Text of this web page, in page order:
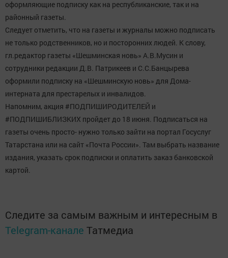
оформляющие подписку как на республиканские, так и на
районный газеты.
Следует отметить, что на газеты и журналы можно подписать
не только родственников, но и посторонних людей. К слову,
гл.редактор газеты «Шешминская новь» А.В.Мусин и
сотрудники редакции Д.В. Патрикеев и С.С.Банцырева
оформили подписку на «Шешминскую новь» для Дома-
интерната для престарелых и инвалидов.
Напомним, акция #ПОДПИШИРОДИТЕЛЕЙ и
#ПОДПИШИБЛИЗКИХ пройдет до 18 июня. Подписаться на
газеты очень просто- нужно только зайти на портал Госуслуг
Татарстана или на сайт «Почта России». Там выбрать название
издания, указать срок подписки и оплатить заказ банковской
картой.
Следите за самым важным и интересным в
Telegram-канале Татмедиа